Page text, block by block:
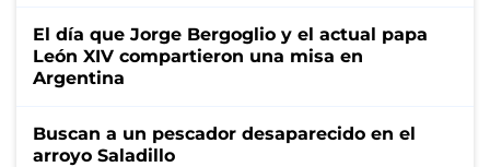
El día que Jorge Bergoglio y el actual papa
León XIV compartieron una misa en
Argentina
Buscan a un pescador desaparecido en el
arroyo Saladillo